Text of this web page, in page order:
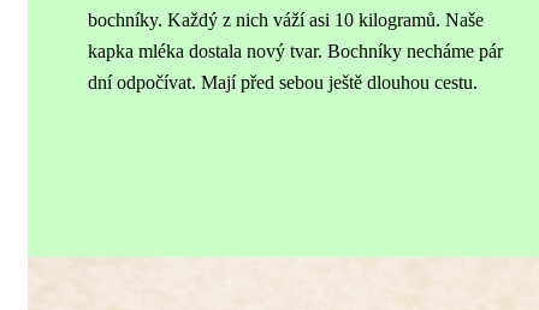
bochníky. Každý z nich váží asi 10 kilogramů. Naše
kapka mléka dostala nový tvar. Bochníky necháme pár
dní odpočívat. Mají před sebou ještě dlouhou cestu.